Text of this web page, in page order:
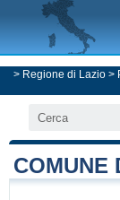
> Regione di Lazio>
COMUNE